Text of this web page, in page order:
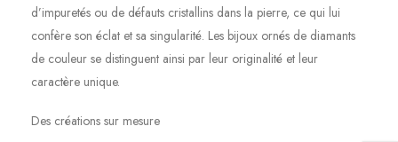
d’impuretés ou de défauts cristallins dans la pierre, ce qui lui
confère son éclat et sa singularité. Les bijoux ornés de diamants
de couleur se distinguent ainsi par leur originalité et leur
caractère unique.
Des créations sur mesure